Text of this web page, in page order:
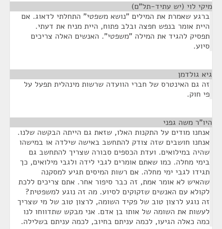
מיקי לוי (יש עתיד-תל"ם)
ברגע שאמרת את המילים "נושא משפטי" התחלתי לדאוג. אם
היית אומר בנפש חפצה ובלב פתוח, היית מניח את דעתי.
תפסיק להגיד את המילה "משפטי". האנשים האלה צריכים
סיוע.
גיא גולדמן
זה גם האינטרס של חברי הוועדה שרשות מינהלית תפעל על
פי חוק.
היו"ר משה גפני
אנחנו מודים על התקנות האלו, שזאת גם הייתה הבקשה שלנו.
אנחנו חושבים שזה צודק להתחשב באישה שילדה או במישהו
שהיה במילואים. ועדת הכספים סבורה שצריך להתחשב גם
בימי מחלה. כמו שאתם אומרים לגבי לידה ולגבי מילואים, כך
תגידו לגבי ימי מחלה. אם רשות המיסים תגיע למסקנה
שהאיש לא אומר אמת, זה כבר סיפור אחר. אתם צריכים ללכת
לקולא עם האנשים שזקוקים לסיוע. מה זה נוגע למשפטית?
זה נוגע לרצון טוב של פקיד השומה, לרצון טוב של מי שצריך
לעשות את השומה של אותו בן אדם. אני מבקש שתדווחו לנו
כמה כאלה הגיעו, לכמה עניתם בחיוב, לכמה עניתם בשלילה.